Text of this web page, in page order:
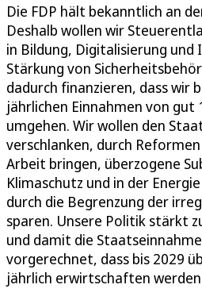
Die FDP hält bekanntlich an
Deshalb wollen wir
in Bildung, Digitalisierung
Stärkung von
dadurch finanzieren, dass wir
jährlichen Einnahmen von gut
umgehen. Wir wollen den
verschlanken, durch
Arbeit bringen, überzogene
Klimaschutz und in der
durch die Begrenzung der
sparen. Unsere Politik stärkt
und damit die
vorgerechnet, dass bis 2029
jährlich erwirtschaften